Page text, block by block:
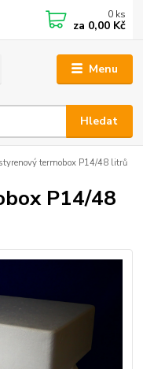
Menu
Hledat
0 ks
za 0,00 Kč
termobox P14/48 litrů
P14/48